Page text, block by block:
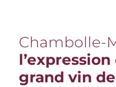
Chambolle-
grand vin